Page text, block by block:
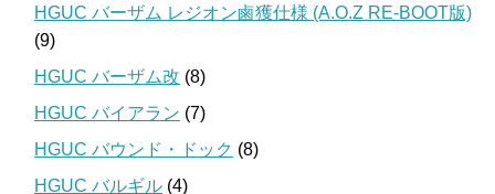
HGUC バーザム レジオン鹵獲仕様 (A.O.Z RE-BOOT版)
(9)
HGUC バーザム改 (8)
HGUC バイアラン (7)
HGUC バウンド・ドック (8)
HGUC バルギル (4)